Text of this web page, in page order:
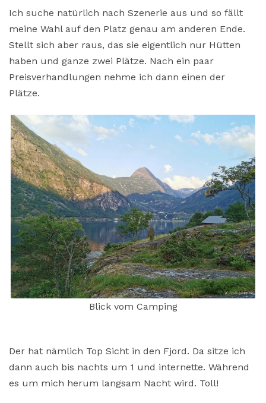
Ich suche natürlich nach Szenerie aus und so fällt
meine Wahl auf den Platz genau am anderen Ende.
Stellt sich aber raus, das sie eigentlich nur Hütten
haben und ganze zwei Plätze. Nach ein paar
Preisverhandlungen nehme ich dann einen der
Plätze.
Blick vom Camping
Der hat nämlich Top Sicht in den Fjord. Da sitze ich
dann auch bis nachts um 1 und internette. Während
es um mich herum langsam Nacht wird. Toll!